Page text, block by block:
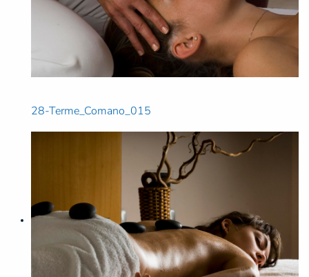
28-Terme_Comano_015